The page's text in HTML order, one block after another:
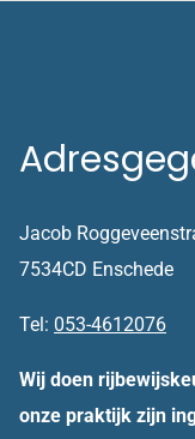
Jacob
7534CD Enschede
Tel: 053-4612076
Wij doen
onze praktijk zijn